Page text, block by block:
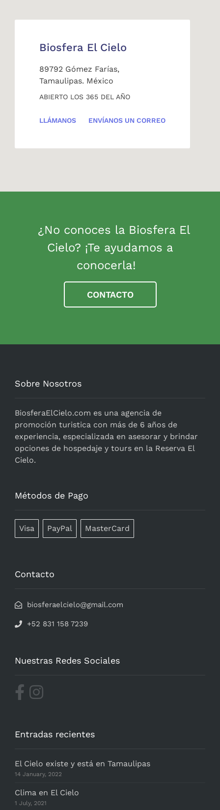
Biosfera El Cielo
89792 Gómez Farías,
Tamaulipas. México
ABIERTO LOS 365 DEL AÑO
LLÁMANOS ENVÍANOS UN CORREO
¿No conoces la Biosfera El
Cielo? ¡Te ayudamos a
conocerla!
CONTACTO
Sobre Nosotros
BiosferaElCielo.com es una agencia de
promoción turistica con más de 6 años de
experiencia, especializada en asesorar y brindar
opciones de hospedaje y tours en la Reserva El
Cielo.
Métodos de Pago
Visa PayPal MasterCard
Contacto
biosferaelcielo@gmail.com
+52 831 158 7239
Nuestras Redes Sociales
Entradas recientes
El Cielo existe y está en Tamaulipas
14 January, 2022
Clima en El Cielo
1 July, 2021